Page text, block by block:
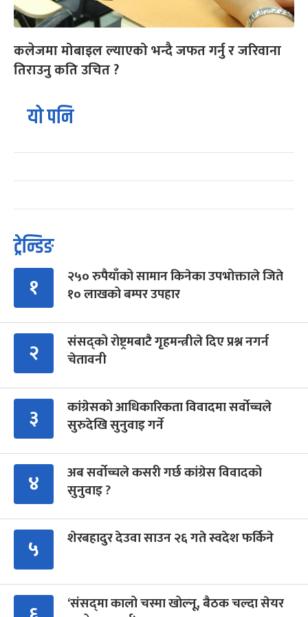
कलेजमा मोबाइल ल्याएको भन्दै जफत गर्नु र जरिवाना
तिराउनु कति उचित ?
यो पनि
ट्रेन्डिङ
१
२५० रुपैयाँको सामान किनेका उपभोक्ताले जिते
१० लाखको बम्पर उपहार
२
संसद्को रोष्ट्रमबाटै गृहमन्त्रीले दिए प्रश्न नगर्न
चेतावनी
३
कांग्रेसको आधिकारिकता विवादमा सर्वोच्चले
सुरुदेखि सुनुवाइ गर्ने
४
अब सर्वोच्चले कसरी गर्छ कांग्रेस विवादको
सुनुवाइ ?
५ शेरबहादुर देउवा साउन २६ गते स्वदेश फर्किने
‘संसद्‍मा कालो चस्मा खोल्नू, बैठक चल्दा सेयर